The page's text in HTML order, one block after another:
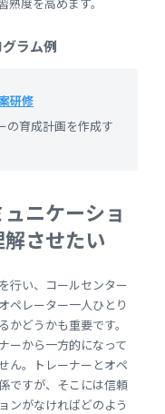
ラム例
研修
の育成計画を作成す
ニケーショ
させたい
行い、コールセンター
ペレーター一人ひとり
どうかも重要です。
ーから一方的になって
ん。トレーナーとオペ
ですが、そこには信頼
ンがなければどのよう